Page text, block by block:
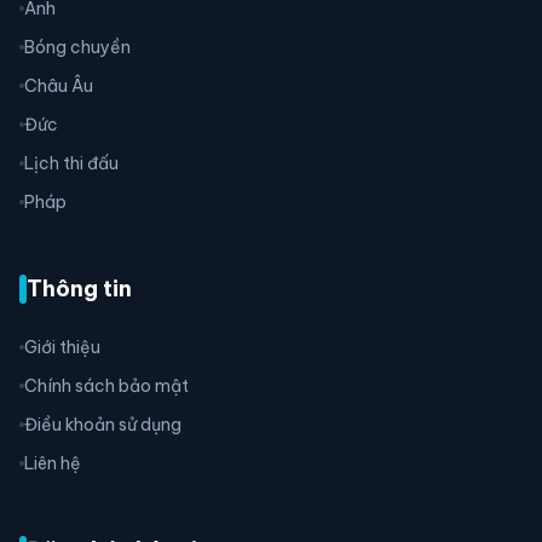
Anh
Bóng chuyền
Châu Âu
Đức
Lịch thi đấu
Pháp
Thông tin
Giới thiệu
Chính sách bảo mật
Điều khoản sử dụng
Liên hệ